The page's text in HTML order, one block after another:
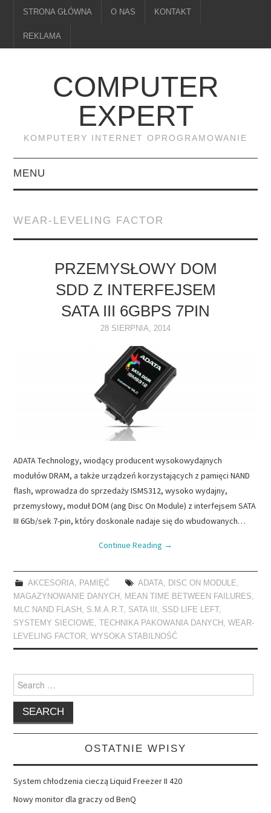
STRONA GŁÓWNA O NAS KONTAKT
REKLAMA
COMPUTER
EXPERT
KOMPUTERY INTERNET OPROGRAMOWANIE
MENU
MONITORY
NAPĘDY
OPROGRAMOWANIE
WEAR-LEVELING FACTOR
PRZEMYSŁOWY DOM
SDD Z INTERFEJSEM
SATA III 6GBPS 7PIN
28 SIERPNIA, 2014
ADATA Technology, wiodący producent wysokowydajnych
modułów DRAM, a także urządzeń korzystających z pamięci NAND
flash, wprowadza do sprzedaży ISMS312, wysoko wydajny,
przemysłowy, moduł DOM (ang Disc On Module) z interfejsem SATA
III 6Gb/sek 7-pin, który doskonale nadaje się do wbudowanych…
Continue Reading →
AKCESORIA, PAMIĘĆ ADATA, DISC ON MODULE,
MAGAZYNOWANIE DANYCH , MEAN TIME BETWEEN FAILURES,
MLC NAND FLASH , S.M.A.R.T , SATA III , SSD LIFE LEFT ,
SYSTEMY SIECIOWE, TECHNIKA PAKOWANIA DANYCH ,WEAR-
LEVELING FACTOR,WYSOKA STABILNOŚĆ
Search
for:
OSTATNIE WPISY
System chłodzenia cieczą Liquid Freezer II 420
Nowy monitor dla graczy od BenQ